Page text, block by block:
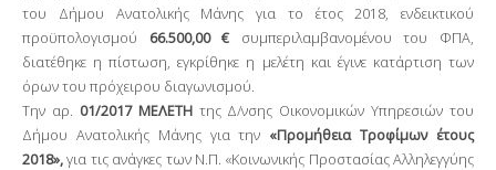
του Δήμου Ανατολικής Μάνης για το έτος 2018, ενδεικτικού
προϋπολογισμού 66.500,00 €
συμπεριλαμβανομένου του ΦΠΑ,
διατέθηκε η πίστωση, εγκρίθηκε η μελέτη και έγινε κατάρτιση των
όρων του πρόχειρου διαγωνισμού.
Την αρ. 01/2017 ΜΕΛΕΤΗτης Δ/νσης Οικονομικών Υπηρεσιών του
Δήμου Ανατολικής Μάνης για την «Προμήθεια Τροφίμων έτους
2018»,για τις ανάγκες των Ν.Π. «Κοινωνικής Προστασίας Αλληλεγγύης